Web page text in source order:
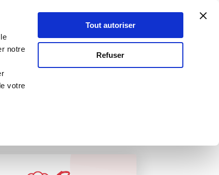
notre
votre
Tout autoriser
Refuser
Se connecter